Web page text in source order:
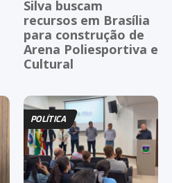
Silva buscam
recursos em Brasília
para construção de
Arena Poliesportiva e
Cultural
POLÍTICA